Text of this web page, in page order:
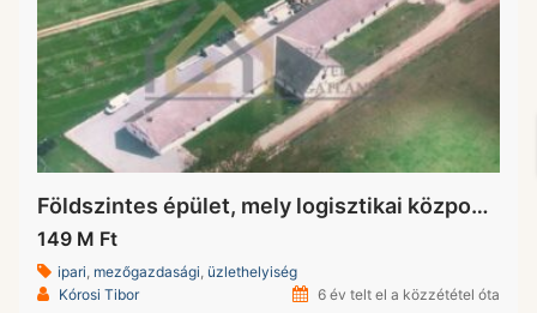
Földszintes épület, mely logisztikai központra alkalmas épület eladó (Beschreibung auf deutsch verfügbar)
149 M Ft
ipari, mezőgazdasági, üzlethelyiség
Kórosi Tibor
6 év telt el a közzététel óta